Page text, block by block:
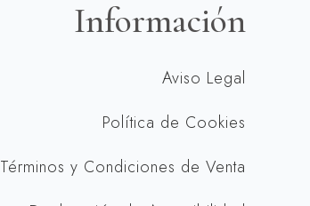
Información
Aviso Legal
Política de Cookies
Términos y Condiciones de Venta